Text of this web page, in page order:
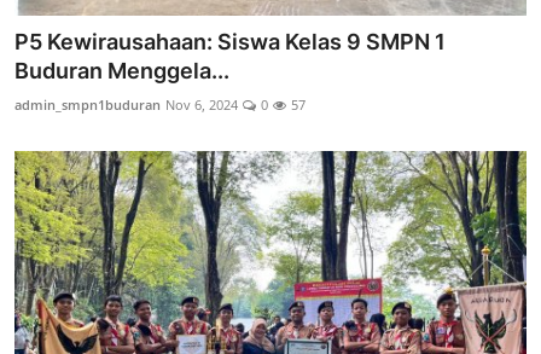
P5 Kewirausahaan: Siswa Kelas 9 SMPN 1
Buduran Menggela...
admin_smpn1buduran Nov 6, 2024 0 57